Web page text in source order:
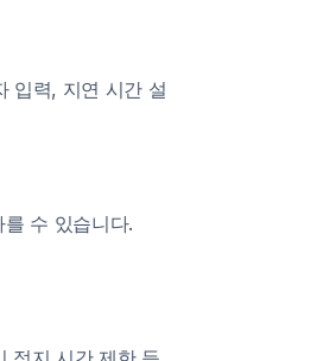
입력, 지연 시간 설
수 있습니다.